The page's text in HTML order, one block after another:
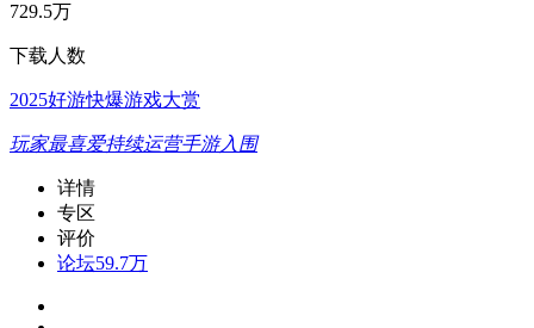
729.5万
下载人数
2025好游快爆游戏大赏
玩家最喜爱持续运营手游入围
详情
专区
评价
论坛59.7万